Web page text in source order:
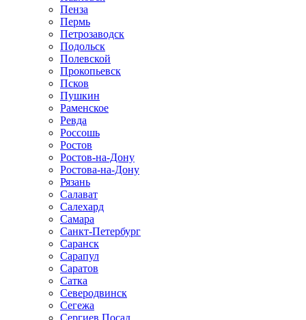
Пенза
Пермь
Петрозаводск
Подольск
Полевской
Прокопьевск
Псков
Пушкин
Раменское
Ревда
Россошь
Ростов
Ростов-на-Дону
Ростова-на-Дону
Рязань
Салават
Салехард
Самара
Санкт-Петербург
Саранск
Сарапул
Саратов
Сатка
Северодвинск
Сегежа
Сергиев Посад